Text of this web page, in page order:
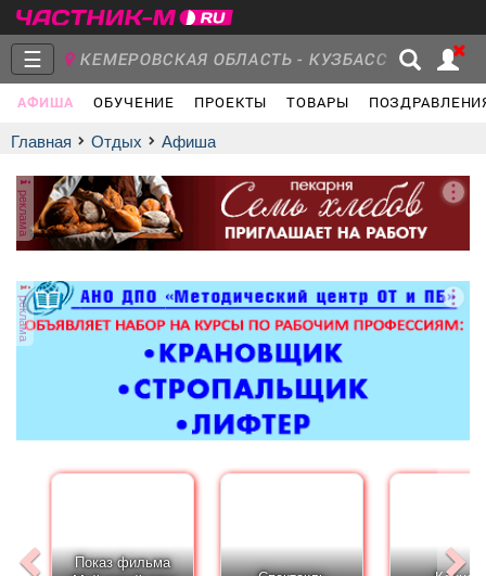
☰ КЕМЕРОВСКАЯ ОБЛАСТЬ - КУЗБАСС
АФИША ОБУЧЕНИЕ ПРОЕКТЫ ТОВАРЫ
Главная
Группы
Объявления Недвижимость Услуги
Транспорт Компании
Главная Отдых афиша
реклама
реклама
Показ фильма